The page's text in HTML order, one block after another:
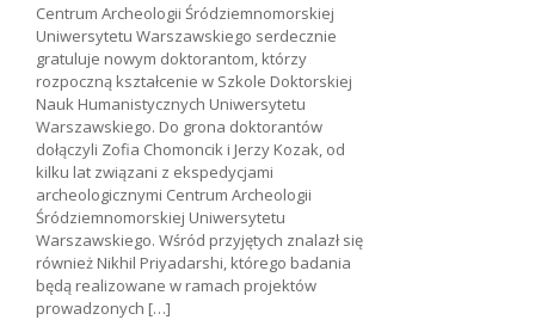
Centrum Archeologii Śródziemnomorskiej
Uniwersytetu Warszawskiego serdecznie
gratuluje nowym doktorantom, którzy
rozpoczną kształcenie w Szkole Doktorskiej
Nauk Humanistycznych Uniwersytetu
Warszawskiego. Do grona doktorantów
dołączyli Zofia Chomoncik i Jerzy Kozak, od
kilku lat związani z ekspedycjami
archeologicznymi Centrum Archeologii
Śródziemnomorskiej Uniwersytetu
Warszawskiego. Wśród przyjętych znalazł się
również Nikhil Priyadarshi, którego badania
będą realizowane w ramach projektów
prowadzonych […]